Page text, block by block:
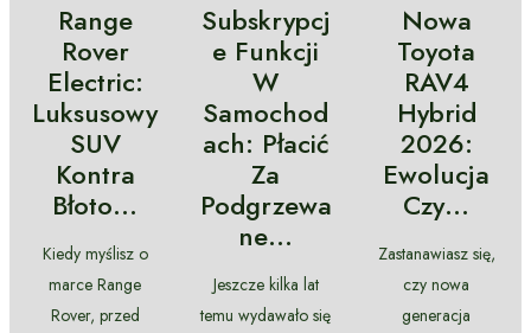
Range
Rover
Electric:
Luksusowy
SUV
Kontra
Błoto…
Kiedy myślisz o
marce Range
Rover, przed
Subskrypcj
E Funkcji
W
Samochod
Ach: Płacić
Za
Podgrzewa
Ne…
Jeszcze kilka lat
temu wydawało się
Nowa
Toyota
RAV4
Hybrid
2026:
Ewolucja
Czy…
Zastanawiasz się,
czy nowa
generacja